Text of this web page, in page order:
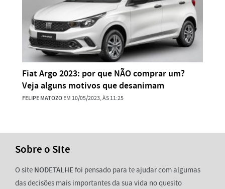
Fiat Argo 2023: por que NÃO comprar um?
Veja alguns motivos que desanimam
FELIPE MATOZOEM 10/05/2023, ÀS 11:25
Sobre o Site
O site NODETALHEfoi pensado para te ajudar com algumas
das decisões mais importantes da sua vida no quesito